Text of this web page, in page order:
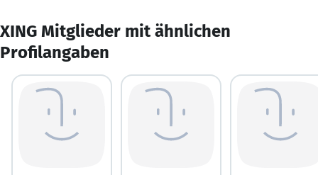
XING Mitglieder mit ähnlichen
Profilangaben